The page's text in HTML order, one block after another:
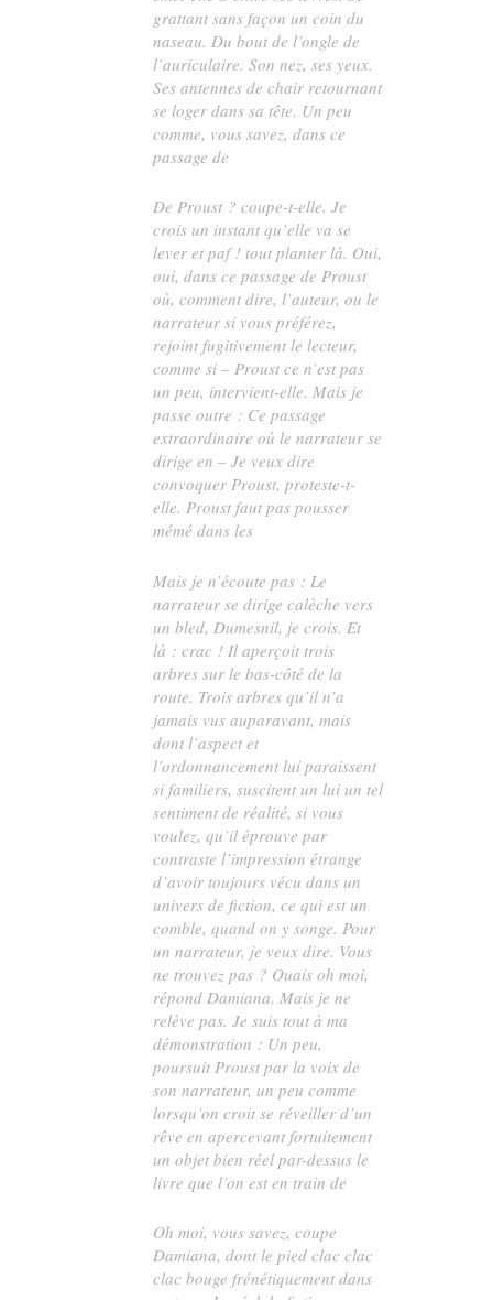
grattant sans façon un coin du
naseau. Du bout de l’ongle de
l’auriculaire. Son nez, ses yeux.
Ses antennes de chair retournant
se loger dans sa tête. Un peu
comme, vous savez, dans ce
passage de
DeProust ? coupe-t-elle. Je
crois un instant qu’elle va se
lever et paf ! tout planter là. Oui,
oui, dans ce passage de Proust
où, comment dire, l’auteur, ou le
narrateur si vous préférez,
rejoint fugitivement le lecteur,
comme si – Proust ce n’est pas
un peu, intervient-elle. Mais je
passe outre : Ce passage
extraordinaire où le narrateur se
dirige en – Je veux dire
convoquer Proust, proteste-t-
elle. Proust faut pas pousser
mémé dans les
Mais je n’écoute pas : Le
narrateur se dirige calèche vers
un bled, Dumesnil, je crois. Et
là : crac ! Il aperçoit trois
arbres sur le bas-côté de la
route. Trois arbres qu’il n’a
jamais vus auparavant, mais
dont l’aspect et
l’ordonnancement lui paraissent
si familiers, suscitent un lui un tel
sentiment de réalité, si vous
voulez, qu’il éprouve par
contraste l’impression étrange
d’avoir toujours vécu dans un
univers de fiction, ce qui est un
comble, quand on y songe. Pour
un narrateur, je veux dire. Vous
ne trouvez pas ? Ouais oh moi,
répond Damiana. Mais je ne
relève pas. Je suis tout à ma
démonstration : Un peu,
poursuit Proust par la voix de
son narrateur, un peu comme
lorsqu’on croit se réveiller d’un
rêve en apercevant fortuitement
un objet bien réel par-dessus le
livre que l’on est en train de
Oh moi, vous savez, coupe
Damiana, dont le pied clac clac
clac bouge frénétiquement dans